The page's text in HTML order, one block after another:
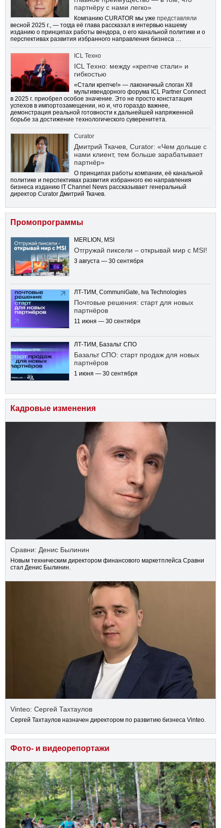
партнёру с нами легко»
Компанию CURATOR мы уже представляли
весной 2025 г., — тогда её глава рассказал в интервью нашему
изданию о принципах работы вендора, о его канальной политике и о
перспективах развития избранного направления бизнеса …
ICL Техно
ICL Техно: между «крепче стали» и
гибкостью
«Стали крепче!» — лаконичный слоган XII
мультивендорного форума ICL Partner Connect
в 2025 г. приобрел особое значение. Это не просто констатация
успехов в импортозамещении, но и, что гораздо важнее,
демонстрация реальной готовности к дальнейшей напряженной
борьбе за достижение технологического суверенитета.
Curator
Дмитрий Ткачев, Curator: «Чем дольше с
нами клиент, тем больше зарабатывает
партнёр»
О принципах работы компании, её канальной
политике и перспективах развития избранного ею направления
бизнеса изданию IT Channel News рассказывает генеральный
директор Curator Дмитрий Ткачев.
Промопрограммы
MERLION, MSI
Отгружай пиксели – открывай мир с MSI!
3 августа — 30 сентября
ЛТ-ТИМ, CommuniGate, Iva Technologies
Почтовые решения: старт для новых
партнёров
11 июня — 30 сентября
ЛТ-ТИМ, Базальт СПО
Базальт СПО: старт продаж для новых
партнёров
1 июня — 30 сентября
Кадровые изменения
Сравни: Денис Былинин
Новым техническим директором финансового маркетплейса Сравни
стал Денис Былинин.
Vinteo: Сергей Тахтаулов
Сергей Тахтаулов назначен директором по развитию бизнеса Vinteo.
Фото- и видеорепортажи